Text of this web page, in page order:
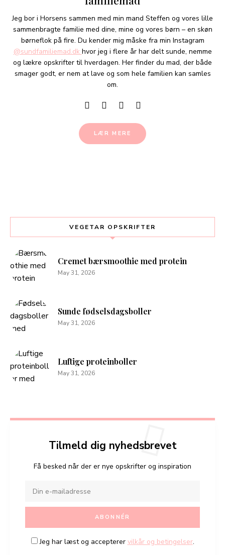
Jeg bor i Horsens sammen med min mand Steffen og vores lille
sammenbragte familie med dine, mine og vores børn – en skøn
børneflok på fire. Du kender mig måske fra min Instagram
@sundfamiliemad.dk hvor jeg i flere år har delt sunde, nemme
og lækre opskrifter til hverdagen. Her finder du mad, der både
smager godt, er nem at lave og som hele familien kan samles
om.
LÆR MERE
VEGETAR OPSKRIFTER
Cremet bærsmoothie med protein
May 31, 2026
Sunde fødselsdagsboller
May 31, 2026
Luftige proteinboller
May 31, 2026
Tilmeld dig nyhedsbrevet
Få besked når der er nye opskrifter og inspiration
Jeg har læst og accepterer vilkår og betingelser.